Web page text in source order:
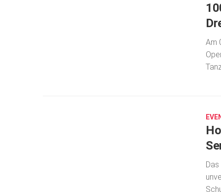
Am